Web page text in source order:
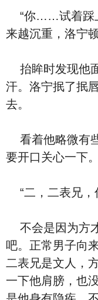
“你……试着踩
来越沉重，洛宁
抬眸时发现他
汗。洛宁抿了抿
去。
看着他略微有
要开口关心一下。
“二，二表兄，
不会是因为方
吧。正常男子向
二表兄是文人，
一下他肩膀，也